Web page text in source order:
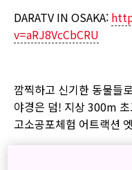
DARATV IN OSAKA:
v=aRJ8VcCbCRU
깜찍하고 신기한 동물들
야경은 덤! 지상 300m
고소공포체험 어트랙션